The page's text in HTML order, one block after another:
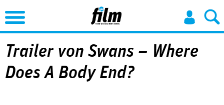
Jump to Navigation
Trailer von Swans – Where
Does A Body End?